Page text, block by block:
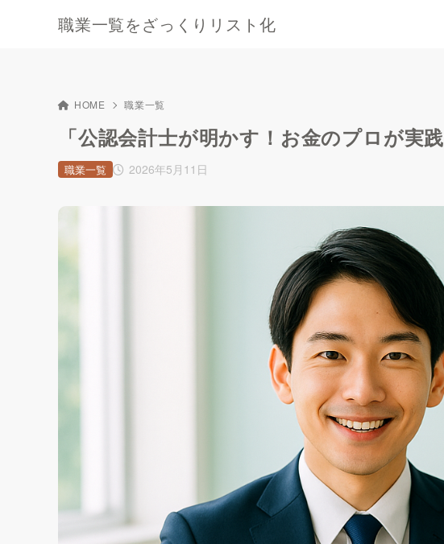
職業一覧をざっくりリスト化
HOME 職業一覧
「公認会計士が明かす！お金のプロが実
2026年5月11日
職業一覧